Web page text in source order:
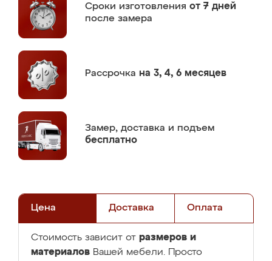
Сроки изготовления от 7 дней
после замера
Рассрочка на 3, 4, 6 месяцев
Замер, доставка и подъем
бесплатно
Цена Доставка Оплата
Стоимость зависит от размеров и
материалов Вашей мебели. Просто